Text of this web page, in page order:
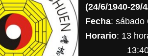
(24/6/1940-29/
Fecha: sábado
Horario: 13
13:40